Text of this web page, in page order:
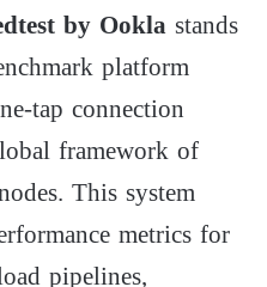
by Ooklastands
platform
tap connection
framework of
This system
metrics for
pipelines,